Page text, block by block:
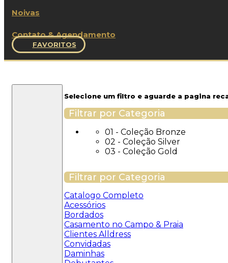
Noivas
Contato & Agendamento
FAVORITOS
Selecione um filtro e aguarde a pagina
Filtrar por Categoria
01 - Coleção Bronze
02 - Coleção Silver
03 - Coleção Gold
Filtrar por Categoria
Catalogo Completo
Acessórios
Bordados
Casamento no Campo & Praia
Clientes Alldress
Convidadas
Daminhas